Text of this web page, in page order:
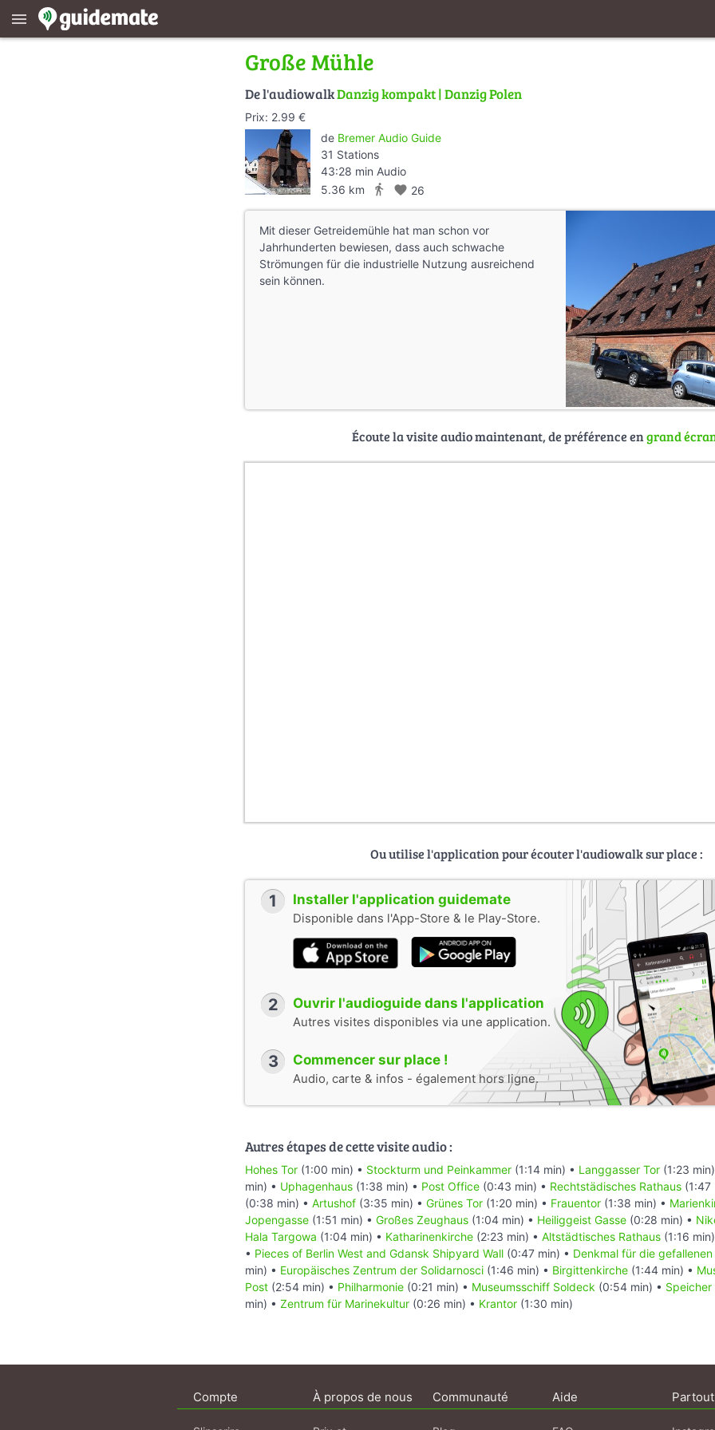
menu
Große Mühle
De l'audiowalkDanzig kompakt | Danzig Polen
Prix: 2.99 €
de Bremer Audio Guide
31 Stations
43:28 min Audio
5.36 km
directions_walk favorite 26
Mit dieser Getreidemühle hat man schon vor
Jahrhunderten bewiesen, dass auch schwache
Strömungen für die industrielle Nutzung ausreichend
sein können.
Écoute la visite audio maintenant, de préférence engrand
Ou utilise l'application pour écouter l'audiowalk sur place :
1 Installer l'application guidemate
Disponible dans l'App-Store & le Play-Store.
2 Ouvrir l'audioguide dans l'application
Autres visites disponibles via une application.
3 Commencer sur place !
Audio, carte & infos - également hors ligne.
Autres étapes de cette visite audio :
Hohes Tor (1:00 min) • Stockturm und Peinkammer (1:14 min) • Langgasser Tor (1:23
min) • Uphagenhaus (1:38 min) • Post Office (0:43 min) • Rechtstädisches Rathaus
(0:38 min) • Artushof (3:35 min) • Grünes Tor (1:20 min) • Frauentor (1:38 min) •
Jopengasse (1:51 min) • Großes Zeughaus (1:04 min) • Heiliggeist Gasse (0:28 min) •
Hala Targowa (1:04 min) • Katharinenkirche (2:23 min) • Altstädtisches Rathaus (1:16
• Pieces of Berlin West and Gdansk Shipyard Wall (0:47 min) • Denkmal für die
min) • Europäisches Zentrum der Solidarnosci (1:46 min) • Birgittenkirche (1:44 min) •
Post (2:54 min) • Philharmonie (0:21 min) • Museumsschiff Soldeck (0:54 min) •
min) • Zentrum für Marinekultur (0:26 min) • Krantor (1:30 min)
Compte À propos de nous Communauté Aide Partout